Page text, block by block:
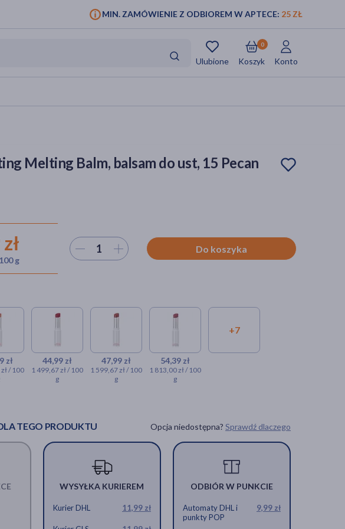
MIN. ZAMÓWIENIE Z ODBIOREM W APTECE: 25 ZŁ
Ulubione Koszyk
0
Konto
Melting Balm, balsam do ust, 15 Pecan
g
Wybierz ilość Do koszyka
zł
/ 100
44,99 zł
1 499,67 zł / 100
g
47,99 zł
1 599,67 zł / 100
g
54,39 zł
1 813,00 zł / 100
g
+7
TEGO PRODUKTU Opcja niedostępna? Sprawdź dlaczego
WYSYŁKA KURIEREM
Kurier DHL 11,99 zł
ODBIÓR W PUNKCIE
Automaty DHL i
punkty POP
9,99 zł